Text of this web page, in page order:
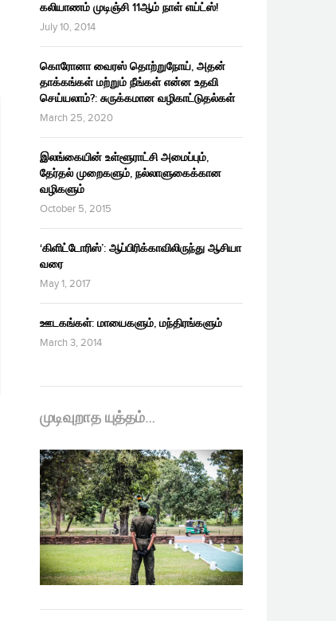
கலியாணம் முடிஞ்சி 11ஆம் நாள் எய்ட்ஸ்!
July 10, 2014
கொரோனா வைரஸ் தொற்றுநோய், அதன்
தாக்கங்கள் மற்றும் நீங்கள் என்ன உதவி
செய்யலாம்?: சுருக்கமான வழிகாட்டுதல்கள்
March 25, 2020
இலங்கையின் உள்ளூராட்சி அமைப்பும்,
தேர்தல் முறைகளும், நல்லாளுகைக்கான
வழிகளும்
October 5, 2015
‘கிளிட்டோரிஸ்’: ஆப்பிரிக்காவிலிருந்து ஆசியா
வரை
May 1, 2017
ஊடகங்கள்: மாயைகளும், மந்திரங்களும்
March 3, 2014
முடிவுறாத யுத்தம்…